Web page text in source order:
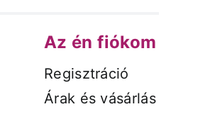
Az én fiókom
Regisztráció
Árak és vásárlás